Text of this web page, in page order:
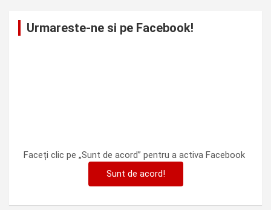
Urmareste-ne si pe Facebook!
Faceți clic pe „Sunt de acord” pentru a activa Facebook
Sunt de acord!